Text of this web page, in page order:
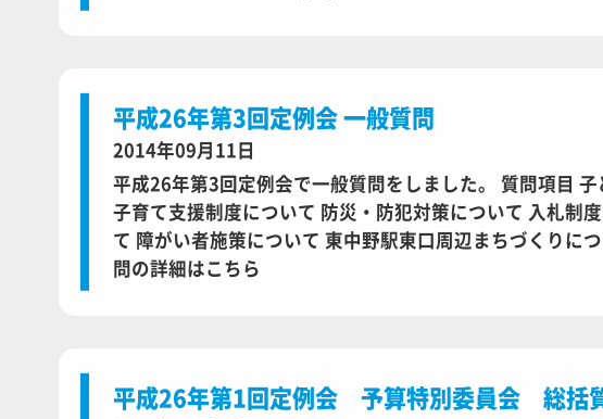
平成26年第3回定例会 一般質問
2014年09月11日
平成26年第3回定例会で一般質問をしました。 質問項目 子
子育て支援制度について 防災・防犯対策について 入札制
て 障がい者施策について 東中野駅東口周辺まちづくりに
問の詳細はこちら
平成26年第1回定例会 予算特別委員会 総括